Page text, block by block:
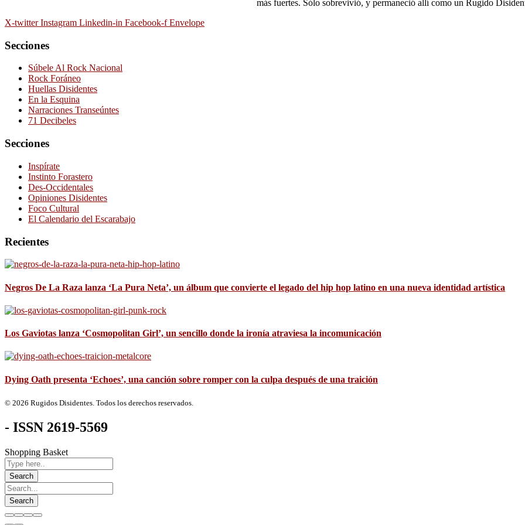
más fuertes. Sólo sobrevivió, y permaneció allí como un Rugido
X-twitter Instagram Linkedin-in Facebook-f Envelope
Secciones
Súbele Al Rock Nacional
Rock Foráneo
Huellas Disidentes
En la Esquina
Narraciones Transeúntes
71 Decibeles
Secciones
Inspírate
Instinto Forastero
Des-Occidentales
Opiniones Disidentes
Foco Cultural
El Calendario del Escarabajo
Recientes
Negros De La Raza lanza ‘La Pura Neta’, un álbum que convierte el legado del hip hop latino en una nueva identidad artística
Los Gaviotas lanza ‘Cosmopolitan Girl’, un sencillo donde la ironía atraviesa la incomunicación
Dying Oath presenta ‘Echoes’, una canción sobre romper con la culpa después de una traición
© 2026 Rugidos Disidentes. Todos los derechos reservados.
- ISSN 2619-5569
Shopping Basket